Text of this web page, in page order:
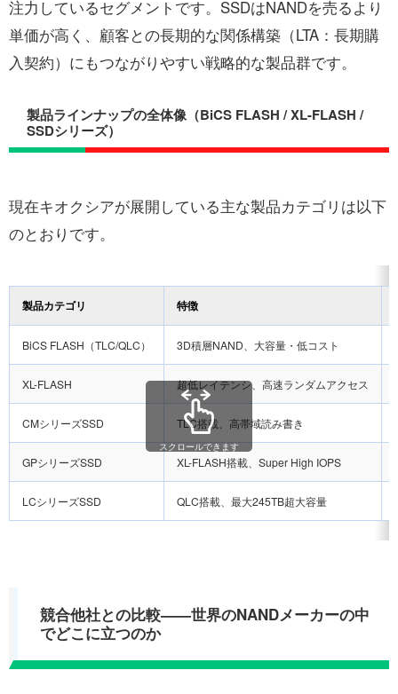
注力しているセグメントです。SSDはNANDを売るより
単価が高く、顧客との長期的な関係構築（LTA：長期購
入契約）にもつながりやすい戦略的な製品群です。
製品ラインナップの全体像（BiCS FLASH / XL-FLASH /
SSDシリーズ）
現在キオクシアが展開している主な製品カテゴリは以下
のとおりです。
製品カテゴリ 特徴
BiCS FLASH（TLC/QLC） 3D積層NAND、大容量・低コスト
XL-FLASH 超低レイテンシ、高速ランダムアクセス
CMシリーズSSD TLC搭載、高帯域読み書き
GPシリーズSSD XL-FLASH搭載、Super High IOPS
LCシリーズSSD QLC搭載、最大245TB超大容量
スクロールできます
競合他社との比較——世界のNANDメーカーの中
でどこに立つのか